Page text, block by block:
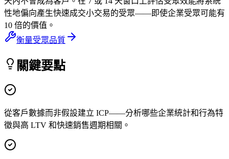
性地偏向產生快速成交小交易的受眾——即使企業受眾可能有
10 倍的價值。
衡量受眾品質
關鍵要點
從客戶數據而非假設建立 ICP——分析哪些企業統計和行為特
徵與高 LTV 和快速銷售週期相關。